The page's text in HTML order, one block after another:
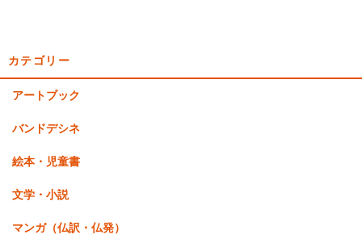
カテゴリー
アートブック
バンドデシネ
絵本・児童書
文学・小説
マンガ（仏訳・仏発）